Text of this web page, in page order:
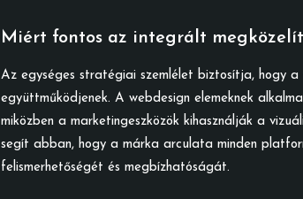
Miért fontos az integrált
Az egységes stratégiai szemlélet biztosítja, hogy a
együttműködjenek. A webdesign elemeknek
miközben a marketingeszközök kihasználják a
segít abban, hogy a márka arculata minden
felismerhetőségét és megbízhatóságát.